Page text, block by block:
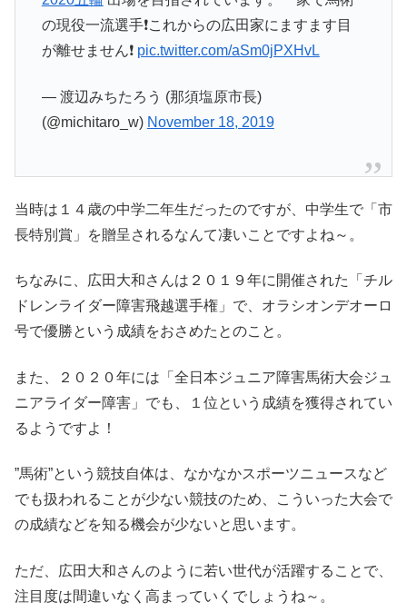
の現役一流選手❗️これからの広田家にますます目
が離せません❗️ pic.twitter.com/aSm0jPXHvL
— 渡辺みちたろう (那須塩原市長)
(@michitaro_w) November 18, 2019
当時は１４歳の中学二年生だったのですが、中学生で「市
長特別賞」を贈呈されるなんて凄いことですよね～。
ちなみに、広田大和さんは２０１９年に開催された「チル
ドレンライダー障害飛越選手権」で、オラシオンデオーロ
号で優勝という成績をおさめたとのこと。
また、２０２０年には「全日本ジュニア障害馬術大会ジュ
ニアライダー障害」でも、１位という成績を獲得されてい
るようですよ！
”馬術”という競技自体は、なかなかスポーツニュースなど
でも扱われることが少ない競技のため、こういった大会で
の成績などを知る機会が少ないと思います。
ただ、広田大和さんのように若い世代が活躍することで、
注目度は間違いなく高まっていくでしょうね～。